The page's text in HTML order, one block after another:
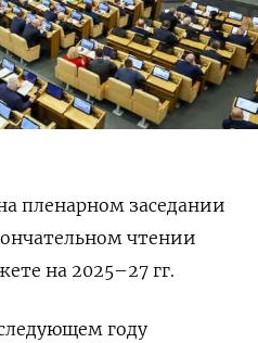
пленарном заседании
чтении
на 2025–27 гг.
году